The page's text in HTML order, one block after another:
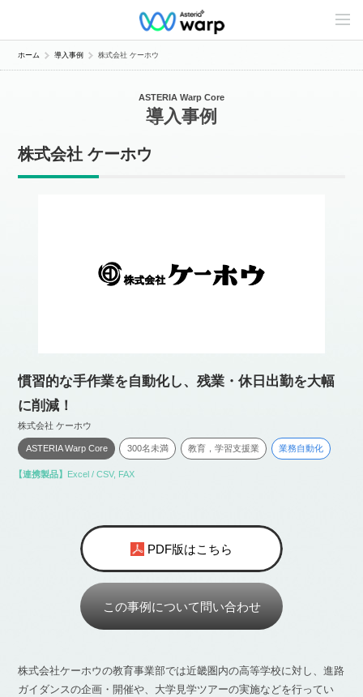
C
n
e
ホーム 導入事例 株式会社 ケーホウ
ASTERIA Warp Core
導入事例
株式会社 ケーホウ
慣習的な手作業を自動化し、残業・休日出勤を大幅
に削減！
株式会社 ケーホウ
ASTERIA Warp Core 300名未満 教育，学習支援業 業務自動化
【連携製品】 Excel / CSV, FAX
PDF版はこちら
この事例について問い合わせ
株式会社ケーホウの教育事業部では近畿圏内の高等学校に対し、進路
ガイダンスの企画・開催や、大学見学ツアーの実施などを行ってい